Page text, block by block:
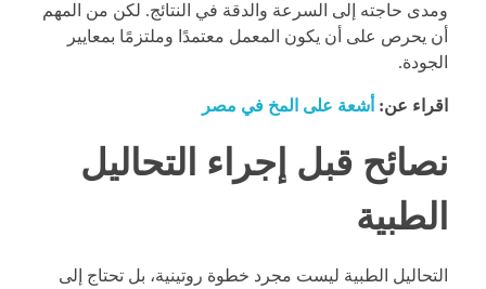
ومدى حاجته إلى السرعة والدقة في النتائج. لكن من المهم
أن يحرص على أن يكون المعمل معتمدًا وملتزمًا بمعايير
الجودة.
اقراء عن: أشعة على المخ في مصر
نصائح قبل إجراء التحاليل
الطبية
التحاليل الطبية ليست مجرد خطوة روتينية، بل تحتاج إلى